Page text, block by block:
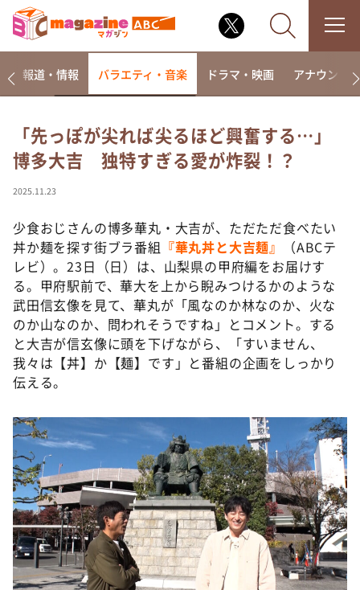
なるみ・岡村の過ぎるTV
相席食堂
～人生密着トークバラエティ！～ やすとものいたっ
て真剣です
探偵！ナイトスクープ
news おかえり
河合＆A.B.C-Z塚田×福井アナ「なんでやねん！？」
（news おかえり）
DAIGOも台所 ～きょうの献立 何にする？～
本日はダイアンなり！シーズン２
朝だ！生です旅サラダ
教えて！ニュースライブ 正義のミカタ
ＬＩＦＥ～夢のカタチ～
新婚さんいらっしゃい！
ポツンと一軒家
ザキ山小屋本館
報道・情報 バラエティ・音楽 ドラマ・映画 アナウンサー
「先っぽが尖れば尖るほど興奮する…」
博多大吉 独特すぎる愛が炸裂！？
2025.11.23
少食おじさんの博多華丸・大吉が、ただただ食べたい
丼か麺を探す街ブラ番組 『華丸丼と大吉麺』
（ABCテ
レビ）。23日（日）は、山梨県の甲府編をお届けす
る。甲府駅前で、華大を上から睨みつけるかのような
武田信玄像を見て、華丸が「風なのか林なのか、火な
のか山なのか、問われそうですね」とコメント。する
と大吉が信玄像に頭を下げながら、「すいません、
我々は【丼】か【麺】です」と番組の企画をしっかり
伝える。